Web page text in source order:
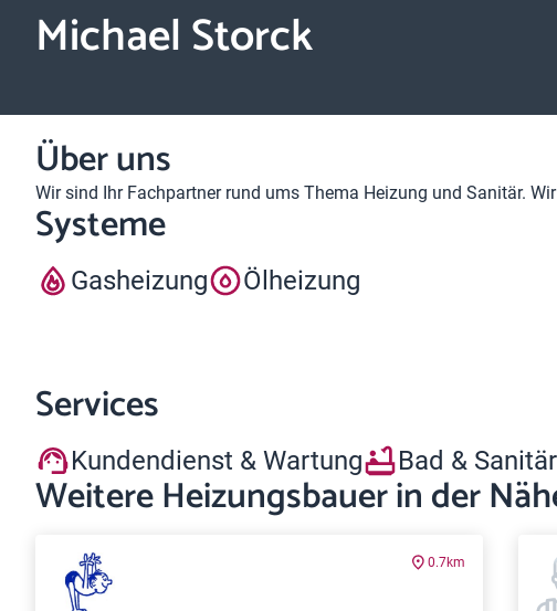
Michael Storck
Über uns
Wir sind Ihr Fachpartner rund ums Thema Heizung und Sanitär.
Systeme
Gasheizung Ölheizung
Services
Kundendienst & Wartung Bad & Sanitär
Weitere Heizungsbauer in der
0.7km